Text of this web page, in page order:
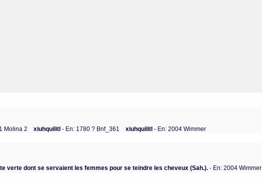
Molina 2 xiuhquilitl- En: 1780 ? Bnf_361 xiuhquilitl- En: 2004 Wimmer
verte dont se servaient les femmes pour se teindre les cheveux (Sah.). - En: 2004 Wimmer